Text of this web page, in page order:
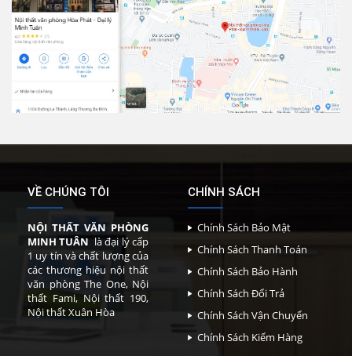
VỀ CHÚNG TÔI
NỘI THẤT VĂN PHÒNG
MINH TUÂN là đại lý cấp
1 uy tín và chất lượng của
các thương hiệu nội thất
văn phòng The One, Nội
thất Fami, Nội thất 190,
Nội thất Xuân Hòa
CHÍNH SÁCH
Chính Sách Bảo Mật
Chính Sách Thanh Toán
Chính Sách Bảo Hành
Chính Sách Đổi Trả
Chính Sách Vận Chuyển
Chính Sách Kiểm Hàng